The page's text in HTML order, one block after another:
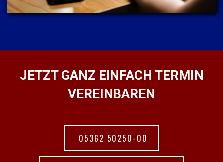
JETZT GANZ EINFACH TERMIN
VEREINBAREN
05362 50250-00